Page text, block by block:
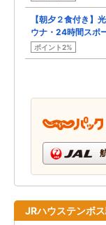
【朝夕２食付き】
ウナ・24時間スポ
ポイント2%
JRハウステンボ